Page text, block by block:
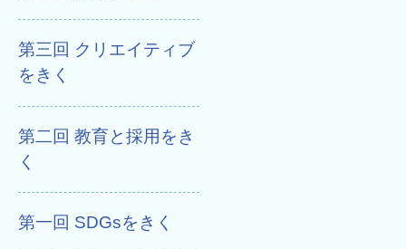
第三回 クリエイティブ
をきく
第二回 教育と採用をき
く
第一回 SDGsをきく